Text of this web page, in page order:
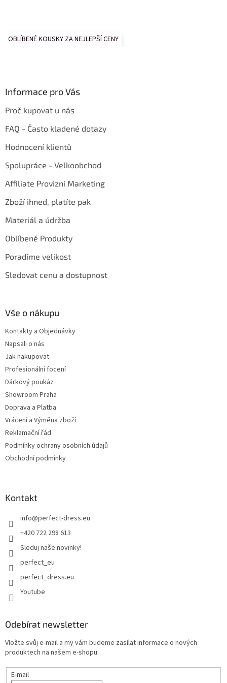
OBLÍBENÉ KOUSKY ZA NEJLEPŠÍ CENY
Informace pro Vás
Proč kupovat u nás
FAQ - Často kladené dotazy
Hodnocení klientů
Spolupráce - Velkoobchod
Affiliate Provizní Marketing
Zboží ihned, platíte pak
Materiál a údržba
Oblíbené Produkty
Poradíme velikost
Sledovat cenu a dostupnost
Vše o nákupu
Kontakty a Objednávky
Napsali o nás
Jak nakupovat
Profesionální focení
Dárkový poukáz
Showroom Praha
Doprava a Platba
Vrácení a Výměna zboží
Reklamační řád
Podmínky ochrany osobních údajů
Obchodní podmínky
Kontakt
info@perfect-dress.eu
+420 722 298 613
Sleduj naše novinky!
perfect_eu
perfect_dress.eu
Youtube
Odebírat newsletter
Vložte svůj e-mail a my vám budeme zasílat informace o nových
produktech na našem e-shopu.
E-mail